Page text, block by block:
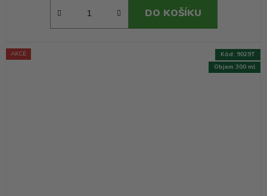
DO KOŠÍKU
AKCE
Objem 300 ml
Kód: 9029T